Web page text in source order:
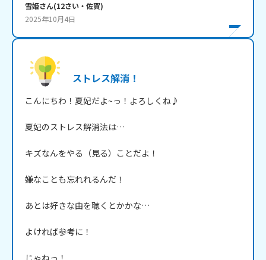
雪姫さん(12さい・ 佐賀)
2025年10月4日
ストレス解消！
こんにちわ！夏妃だよ~っ！よろしくね♪
夏妃のストレス解消法は…
キズなんをやる（見る）ことだよ！
嫌なことも忘れれるんだ！
あとは好きな曲を聴くとかかな…
よければ参考に！